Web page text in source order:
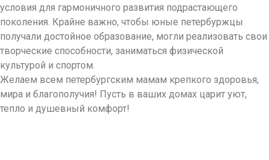
условия для гармоничного развития подрастающего
поколения. Крайне важно, чтобы юные петербуржцы
получали достойное образование, могли реализовать свои
творческие способности, заниматься физической
культурой и спортом.
Желаем всем петербургским мамам крепкого здоровья,
мира и благополучия! Пусть в ваших домах царит уют,
тепло и душевный комфорт!